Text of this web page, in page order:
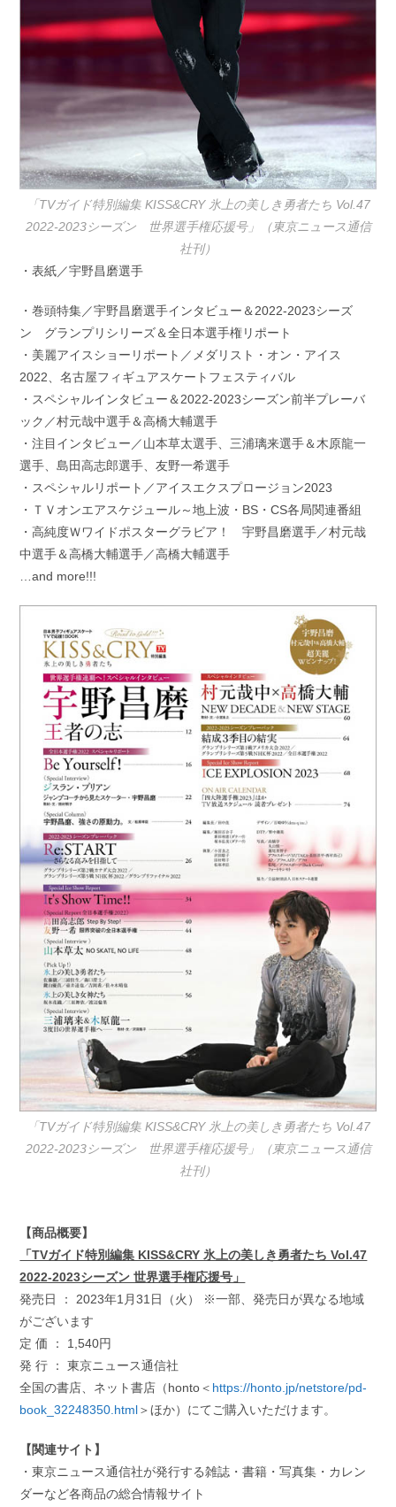
「TVガイド特別編集 KISS&CRY 氷上の美しき勇者たち Vol.47
2022-2023シーズン 世界選手権応援号」（東京ニュース通信
社刊）
・表紙／宇野昌磨選手
・巻頭特集／宇野昌磨選手インタビュー＆2022-2023シーズ
ン グランプリシリーズ＆全日本選手権リポート
・美麗アイスショーリポート／メダリスト・オン・アイス
2022、名古屋フィギュアスケートフェスティバル
・スペシャルインタビュー＆2022-2023シーズン前半プレーバ
ック／村元哉中選手＆高橋大輔選手
・注目インタビュー／山本草太選手、三浦璃来選手＆木原龍一
選手、島田高志郎選手、友野一希選手
・スペシャルリポート／アイスエクスプロージョン2023
・ＴＶオンエアスケジュール～地上波・BS・CS各局関連番組
・高純度Ｗワイドポスターグラビア！ 宇野昌磨選手／村元哉
中選手＆高橋大輔選手／高橋大輔選手
…and more!!!
「TVガイド特別編集 KISS&CRY 氷上の美しき勇者たち Vol.47
2022-2023シーズン 世界選手権応援号」（東京ニュース通信
社刊）
【商品概要】
「TVガイド特別編集 KISS&CRY 氷上の美しき勇者たち Vol.47
2022-2023シーズン 世界選手権応援号」
発売日 ： 2023年1月31日（火） ※一部、発売日が異なる地域
がございます
定 価 ： 1,540円
発 行 ： 東京ニュース通信社
全国の書店、ネット書店（honto＜ https://honto.jp/netstore/pd-
book_32248350.html＞ほか）にてご購入いただけます。
【関連サイト】
・東京ニュース通信社が発行する雑誌・書籍・写真集・カレン
ダーなど各商品の総合情報サイト